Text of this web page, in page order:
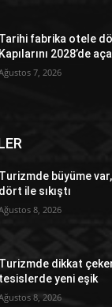
Tarihi fabrika otele
Kapılarını 2028’de
7, 2026
Turizmde büyüme
dört ile sıkıştı
8, 2026
Turizmde dikkat
tesislerde yeni eşik
8, 2026